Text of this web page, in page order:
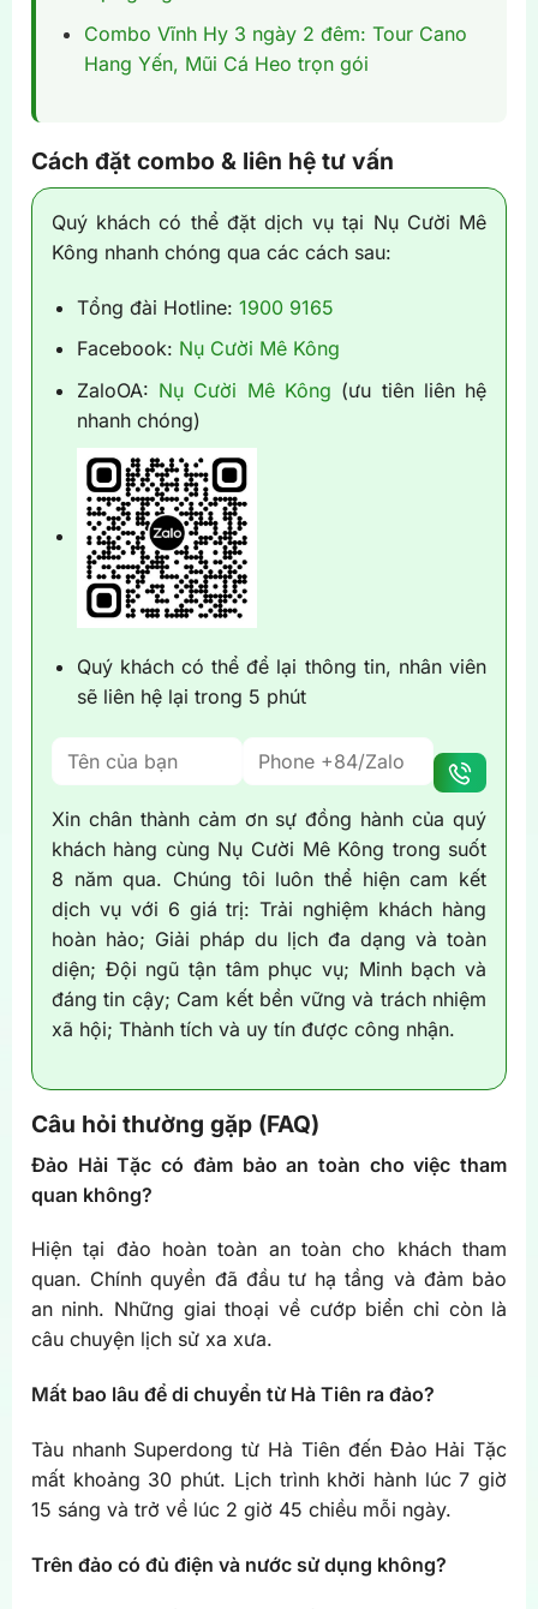
Combo Vĩnh Hy 3 ngày 2 đêm: Tour Cano
Hang Yến, Mũi Cá Heo trọn gói
Cách đặt combo & liên hệ tư vấn
Quý khách có thể đặt dịch vụ tại Nụ Cười Mê
Kông nhanh chóng qua các cách sau:
Tổng đài Hotline: 1900 9165
Facebook: Nụ Cười Mê Kông
ZaloOA: Nụ Cười Mê Kông (ưu tiên liên hệ
nhanh chóng)
Quý khách có thể để lại thông tin, nhân viên
sẽ liên hệ lại trong 5 phút
Xin chân thành cảm ơn sự đồng hành của quý
khách hàng cùng Nụ Cười Mê Kông trong suốt
8 năm qua. Chúng tôi luôn thể hiện cam kết
dịch vụ với 6 giá trị: Trải nghiệm khách hàng
hoàn hảo; Giải pháp du lịch đa dạng và toàn
diện; Đội ngũ tận tâm phục vụ; Minh bạch và
đáng tin cậy; Cam kết bền vững và trách nhiệm
xã hội; Thành tích và uy tín được công nhận.
Câu hỏi thường gặp (FAQ)
Đảo Hải Tặc có đảm bảo an toàn cho việc tham
quan không?
Hiện tại đảo hoàn toàn an toàn cho khách tham
quan. Chính quyền đã đầu tư hạ tầng và đảm bảo
an ninh. Những giai thoại về cướp biển chỉ còn là
câu chuyện lịch sử xa xưa.
Mất bao lâu để di chuyển từ Hà Tiên ra đảo?
Tàu nhanh Superdong từ Hà Tiên đến Đảo Hải Tặc
mất khoảng 30 phút. Lịch trình khởi hành lúc 7 giờ
15 sáng và trở về lúc 2 giờ 45 chiều mỗi ngày.
Trên đảo có đủ điện và nước sử dụng không?